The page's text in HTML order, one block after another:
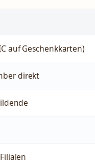
auf Geschenkkarten)
direkt